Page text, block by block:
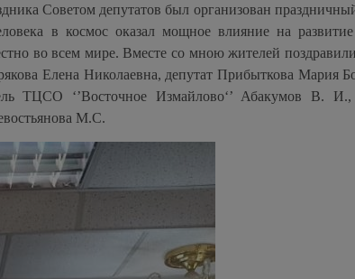
Советом депутатов был организован
в космос оказал мощное влияние на
во всем мире. Вместе со мною жителей
Елена Николаевна, депутат Прибыткова Мария
ТЦСО ‘’Восточное Измайлово‘’ Абакумов В. И.,
М.С.